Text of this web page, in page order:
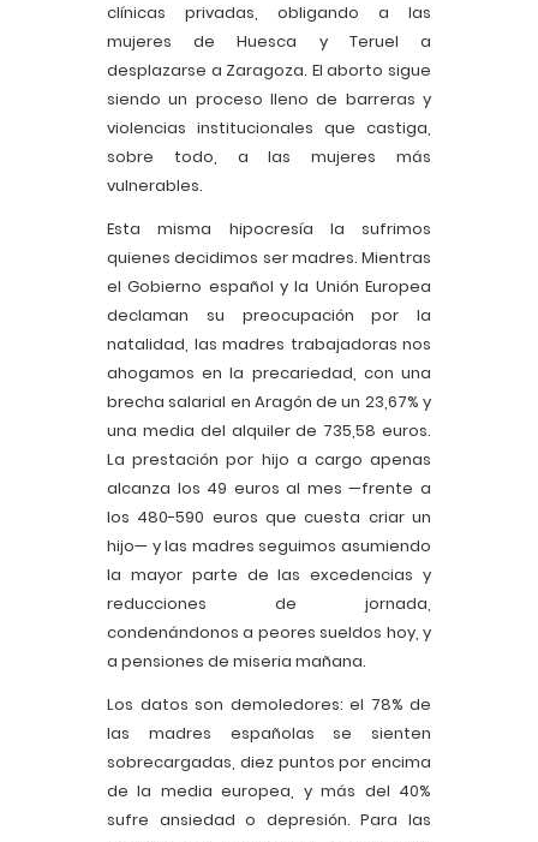
clínicas privadas, obligando a las
mujeres de Huesca y Teruel a
desplazarse a Zaragoza. El aborto sigue
siendo un proceso lleno de barreras y
violencias institucionales que castiga,
sobre todo, a las mujeres más
vulnerables.
Esta misma hipocresía la sufrimos
quienes decidimos ser madres. Mientras
el Gobierno español y la Unión Europea
declaman su preocupación por la
natalidad, las madres trabajadoras nos
ahogamos en la precariedad, con una
brecha salarial en Aragón de un 23,67% y
una media del alquiler de 735,58 euros.
La prestación por hijo a cargo apenas
alcanza los 49 euros al mes —frente a
los 480-590 euros que cuesta criar un
hijo— y las madres seguimos asumiendo
la mayor parte de las excedencias y
reducciones de jornada,
condenándonos a peores sueldos hoy, y
a pensiones de miseria mañana.
Los datos son demoledores: el 78% de
las madres españolas se sienten
sobrecargadas, diez puntos por encima
de la media europea, y más del 40%
sufre ansiedad o depresión. Para las